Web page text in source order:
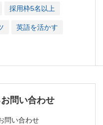
採用枠5名以上
英語を活かす
問い合わせ
問い合わせ